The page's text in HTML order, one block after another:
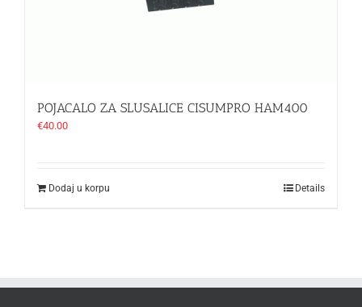
POJACALO ZA SLUSALICE CISUMPRO HAM400
€40.00
Dodaj u korpu Details